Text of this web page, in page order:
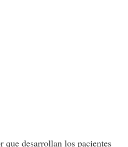
que desarrollan los pacientes